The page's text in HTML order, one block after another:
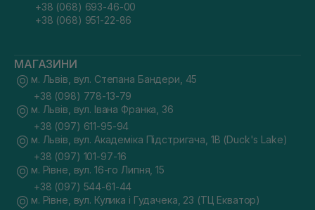
+38 (068) 693-46-00
+38 (068) 951-22-86
МАГАЗИНИ
м. Львів, вул. Степана Бандери, 45
+38 (098) 778-13-79
м. Львів, вул. Івана Франка, 36
+38 (097) 611-95-94
м. Львів, вул. Академіка Підстригача, 1В (Duck's Lake)
+38 (097) 101-97-16
м. Рівне, вул. 16-го Липня, 15
+38 (097) 544-61-44
м. Рівне, вул. Кулика і Гудачека, 23 (ТЦ Екватор)